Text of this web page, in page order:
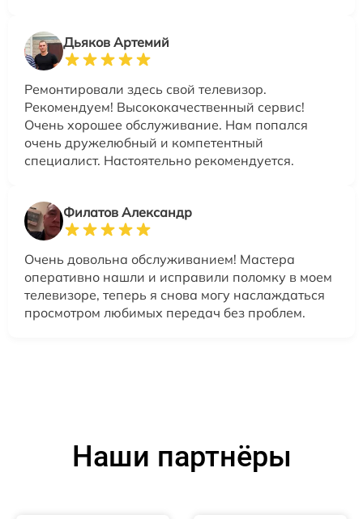
Дьяков Артемий
Ремонтировали здесь свой телевизор.
Рекомендуем! Высококачественный сервис!
Очень хорошее обслуживание. Нам попался
очень дружелюбный и компетентный
специалист. Настоятельно рекомендуется.
Филатов Александр
Очень довольна обслуживанием! Мастера
оперативно нашли и исправили поломку в моем
телевизоре, теперь я снова могу наслаждаться
просмотром любимых передач без проблем.
Наши партнёры